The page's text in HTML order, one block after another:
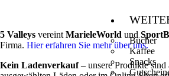
Bücher
Kaffee
Snacks
5 Valleys vereint MarieleWorld und
Firma. Hier erfahren Sie mehr über uns.
Kein Ladenverkauf– unsere Produkte sind